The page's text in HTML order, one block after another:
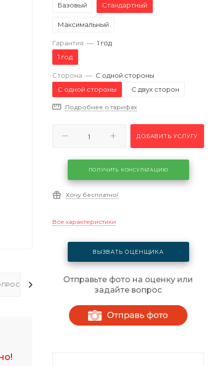
- ОТВЕТЫ
!
Базовый
Стандартный
Максимальный
Гарантия — 1 год
1 год
Сторона — С одной стороны
С одной стороны
С двух сторон
Подробнее о тарифах
ДОБАВИТЬ УСЛУГУ
ПОЛУЧИТЬ КОНСУЛЬТАЦИЮ
Хочу бесплатно!
Все характеристики
ВЫЗВАТЬ ОЦЕНЩИКА
Отправьте фото на оценку или
задайте вопрос